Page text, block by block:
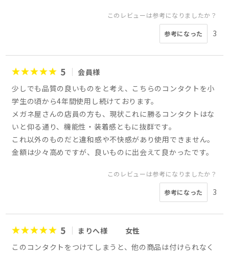
このレビューは参考になりましたか？
参考になった 3
5
会員様
少しでも品質の良いものをと考え、こちらのコンタクトを小
学生の頃から4年間使用し続けております。
メガネ屋さんの店員の方も、現状これに勝るコンタクトはな
いと仰る通り、機能性・装着感ともに抜群です。
これ以外のものだと違和感や不快感があり使用できません。
金額は少々高めですが、良いものに出会えて良かったです。
このレビューは参考になりましたか？
参考になった 3
5 まりへ様
女性
このコンタクトをつけてしまうと、他の商品は付けられなく